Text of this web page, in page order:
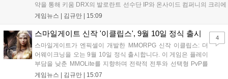
약을 통해 키움 DRX의 발로란트 선수단 IP와 온사이드 컴퍼니의 크리에
이터 네트워크를 결합하여 정규 및 특별 콘텐츠를 공동 기획한다. 또한
오프라인 연계 프로그램을 순차적으로 선보이며 e스포츠 생태계 확장에
게임뉴스 | 김규만 | 15:09
스마일게이트 신작 '이클립스', 9월 10일 정식 출시
스마일게이트가 엔픽셀이 개발한 MMORPG 신작 이클립스: 더
어웨이크닝을 오는 9월 10일 정식 출시합니다. 이 게임은 플레이
부담을 낮춘 MMOLite를 지향하며 전략적 전투와 선택형 PvP를
특징으로 합니다. 현재 공식 홈페이지와 앱 마켓에서 사전등록을
게임뉴스 | 김규만 | 15:07
4